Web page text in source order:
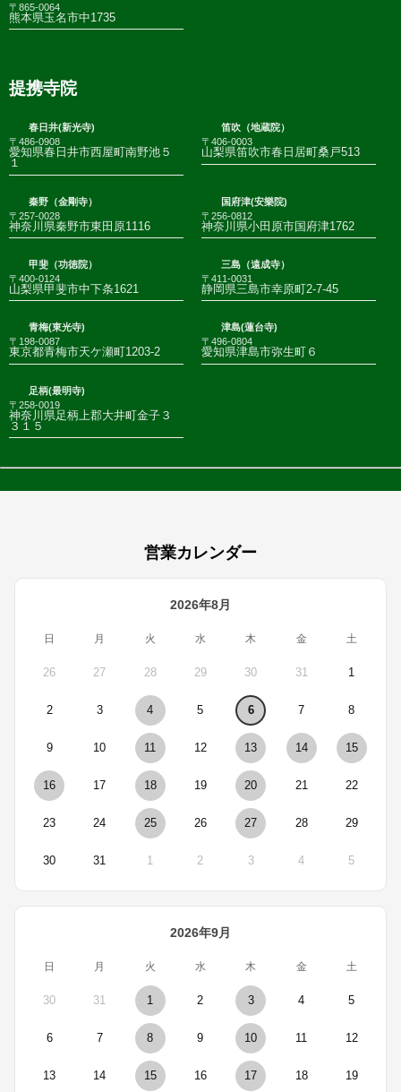
〒865-0064
熊本県玉名市中1735
提携寺院
春日井(新光寺)
〒486-0908
愛知県春日井市西屋町南野池５
１
笛吹（地蔵院）
〒406-0003
山梨県笛吹市春日居町桑戸513
秦野（金剛寺）
〒257-0028
神奈川県秦野市東田原1116
国府津(安樂院)
〒256-0812
神奈川県小田原市国府津1762
甲斐（功徳院）
〒400-0124
山梨県甲斐市中下条1621
三島（遠成寺）
〒411-0031
静岡県三島市幸原町2-7-45
青梅(東光寺)
〒198-0087
東京都青梅市天ケ瀬町1203-2
津島(蓮台寺)
〒496-0804
愛知県津島市弥生町６
足柄(最明寺)
〒258-0019
神奈川県足柄上郡大井町金子３
３１５
営業カレンダー
2026年8月
日 月 火 水 木 金 土
26 27 28 29 30 31 1
2 3 4 5 6 7 8
9 10 11 12 13 14 15
16 17 18 19 20 21 22
23 24 25 26 27 28 29
30 31 1 2 3 4 5
2026年9月
日 月 火 水 木 金 土
30 31 1 2 3 4 5
6 7 8 9 10 11 12
13 14 15 16 17 18 19